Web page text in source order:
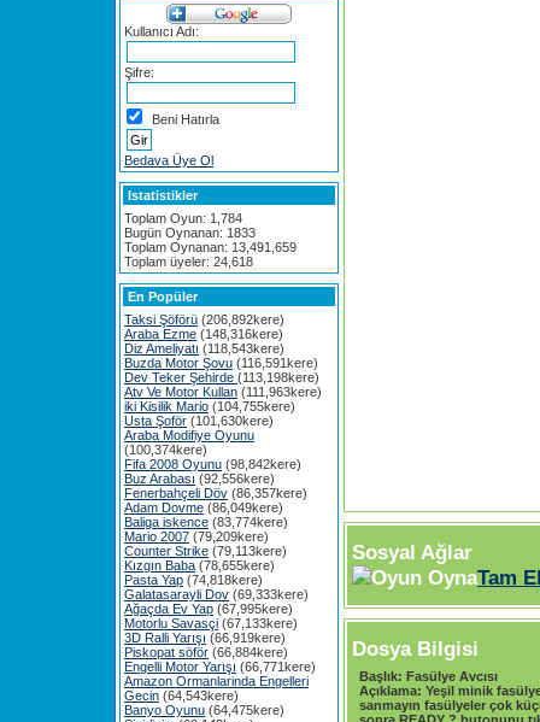
Kullanıcı Adı:
Şifre:
Beni Hatırla
Bedava Üye Ol
Istatistikler
Toplam Oyun: 1,784
Bugün Oynanan: 1833
Toplam Oynanan: 13,491,659
Toplam üyeler: 24,618
En Popüler
Taksi Şöförü (206,892kere)
Araba Ezme (148,316kere)
Diz Ameliyatı (118,543kere)
Buzda Motor Şovu (116,591kere)
Dev Teker Şehirde (113,198kere)
Atv Ve Motor Kullan (111,963kere)
iki Kisilik Mario (104,755kere)
Usta Şoför (101,630kere)
Araba Modifiye Oyunu
(100,374kere)
Fifa 2008 Oyunu (98,842kere)
Buz Arabası (92,556kere)
Fenerbahçeli Döv (86,357kere)
Adam Dovme (86,049kere)
Baliga iskence (83,774kere)
Mario 2007 (79,209kere)
Counter Strike (79,113kere)
Kızgın Baba (78,655kere)
Pasta Yap (74,818kere)
Galatasarayli Dov (69,333kere)
Ağaçda Ev Yap (67,995kere)
Motorlu Savasçi (67,133kere)
3D Ralli Yarışı (66,919kere)
Piskopat söför (66,884kere)
Engelli Motor Yarışı (66,771kere)
Amazon Ormanlarinda Engelleri
Gecin (64,543kere)
Banyo Oyunu (64,475kere)
Sosyal Ağlar
Tam
Dosya Bilgisi
Başlık: Fasülye Avcısı
Açıklama: Yeşil minik
sanmayın fasülyeler çok